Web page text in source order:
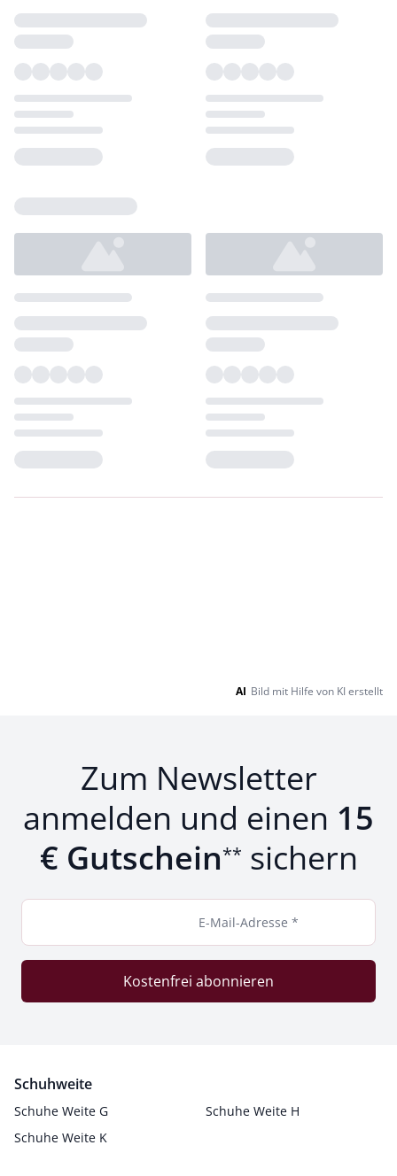
AI Bild mit Hilfe von KI erstellt
Zum Newsletter
anmelden und einen 15
€ Gutschein** sichern
E-Mail-Adresse *
Kostenfrei abonnieren
Schuhweite
Schuhe Weite G
Schuhe Weite H
Schuhe Weite K